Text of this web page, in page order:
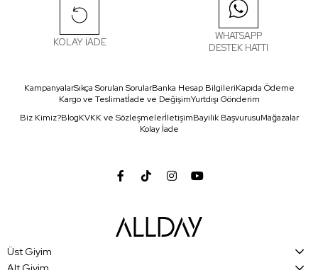
KOLAY İADE
WHATSAPP
DESTEK HATTI
KampanyalarSıkça Sorulan SorularBanka Hesap BilgileriKapıda Ödeme
Kargo ve Teslimatİade ve DeğişimYurtdışı Gönderim
Biz Kimiz?BlogKVKK ve SözleşmelerİletişimBayilik BaşvurusuMağazalar
Kolay İade
Üst Giyim